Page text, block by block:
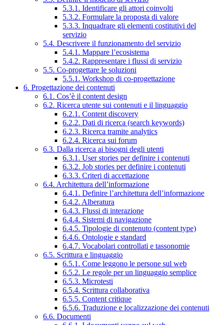
5.3.1. Identificare gli attori coinvolti
5.3.2. Formulare la proposta di valore
5.3.3. Inquadrare gli elementi costitutivi del
servizio
5.4. Descrivere il funzionamento del servizio
5.4.1. Mappare l’ecosistema
5.4.2. Rappresentare i flussi di servizio
5.5. Co-progettare le soluzioni
5.5.1. Workshop di co-progettazione
6. Progettazione dei contenuti
6.1. Cos’è il content design
6.2. Ricerca utente sui contenuti e il linguaggio
6.2.1. Content discovery
6.2.2. Dati di ricerca (search keywords)
6.2.3. Ricerca tramite analytics
6.2.4. Ricerca sui forum
6.3. Dalla ricerca ai bisogni degli utenti
6.3.1. User stories per definire i contenuti
6.3.2. Job stories per definire i contenuti
6.3.3. Criteri di accettazione
6.4. Architettura dell’informazione
6.4.1. Definire l’architettura dell’informazione
6.4.2. Alberatura
6.4.3. Flussi di interazione
6.4.4. Sistemi di navigazione
6.4.5. Tipologie di contenuto (content type)
6.4.6. Ontologie e standard
6.4.7. Vocabolari controllati e tassonomie
6.5. Scrittura e linguaggio
6.5.1. Come leggono le persone sul web
6.5.2. Le regole per un linguaggio semplice
6.5.3. Microtesti
6.5.4. Scrittura collaborativa
6.5.5. Content critique
6.5.6. Traduzione e localizzazione dei contenuti
6.6. Documenti